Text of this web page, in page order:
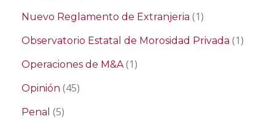
Nuevo Reglamento de Extranjeria (1)
Observatorio Estatal de Morosidad Privada (1)
Operaciones de M&A(1)
Opinión (45)
Penal (5)